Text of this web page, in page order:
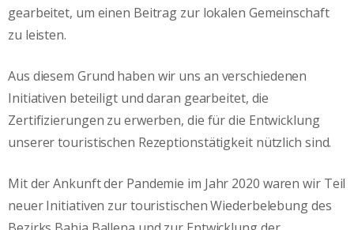
gearbeitet, um einen Beitrag zur lokalen Gemeinschaft
zu leisten.
Aus diesem Grund haben wir uns an verschiedenen
Initiativen beteiligt und daran gearbeitet, die
Zertifizierungen zu erwerben, die für die Entwicklung
unserer touristischen Rezeptionstätigkeit nützlich sind.
Mit der Ankunft der Pandemie im Jahr 2020 waren wir Teil
neuer Initiativen zur touristischen Wiederbelebung des